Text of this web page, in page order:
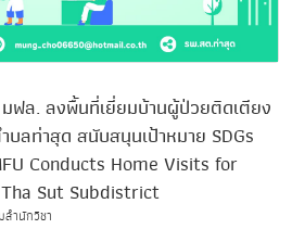
ฟล. ลงพื้นที่เยี่ยมบ้านผู้ป่วยติดเตียง
บลท่าสุด สนับสนุนเป้าหมาย SDGs
Conducts Home Visits for
Sut Subdistrict
ำนักวิชา